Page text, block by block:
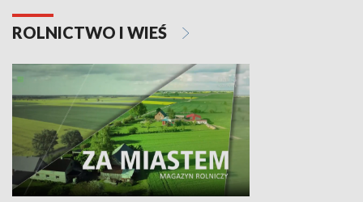
ROLNICTWO I WIEŚ